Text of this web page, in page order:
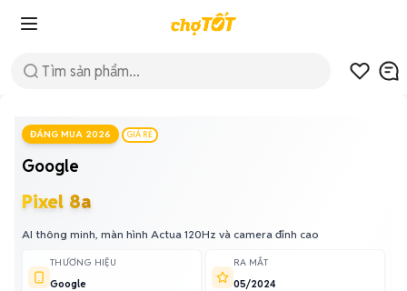
ĐÁNG MUA 2026 GIÁ RẺ
Google
Pixel 8a
AI thông minh, màn hình Actua 120Hz và camera đỉnh cao
THƯƠNG HIỆU
Google
RA MẮT
05/2024